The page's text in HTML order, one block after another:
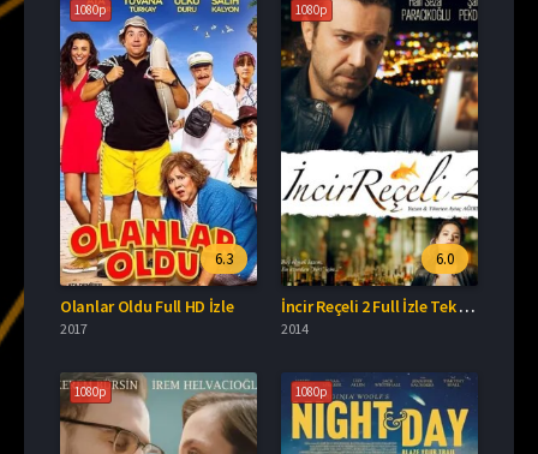
1080p
6.3
Olanlar Oldu Full HD İzle
2017
1080p
6.0
İncir Reçeli 2 Full İzle Tek Parça
2014
1080p 1080p